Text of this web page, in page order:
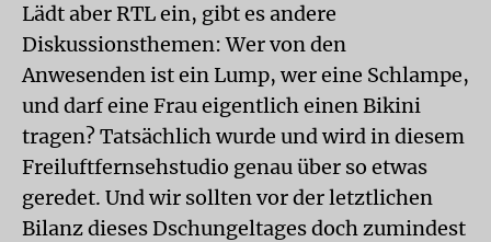
Lädt aber RTL ein, gibt es andere
Diskussionsthemen: Wer von den
Anwesenden ist ein Lump, wer eine Schlampe,
und darf eine Frau eigentlich einen Bikini
tragen? Tatsächlich wurde und wird in diesem
Freiluftfernsehstudio genau über so etwas
geredet. Und wir sollten vor der letztlichen
Bilanz dieses Dschungeltages doch zumindest